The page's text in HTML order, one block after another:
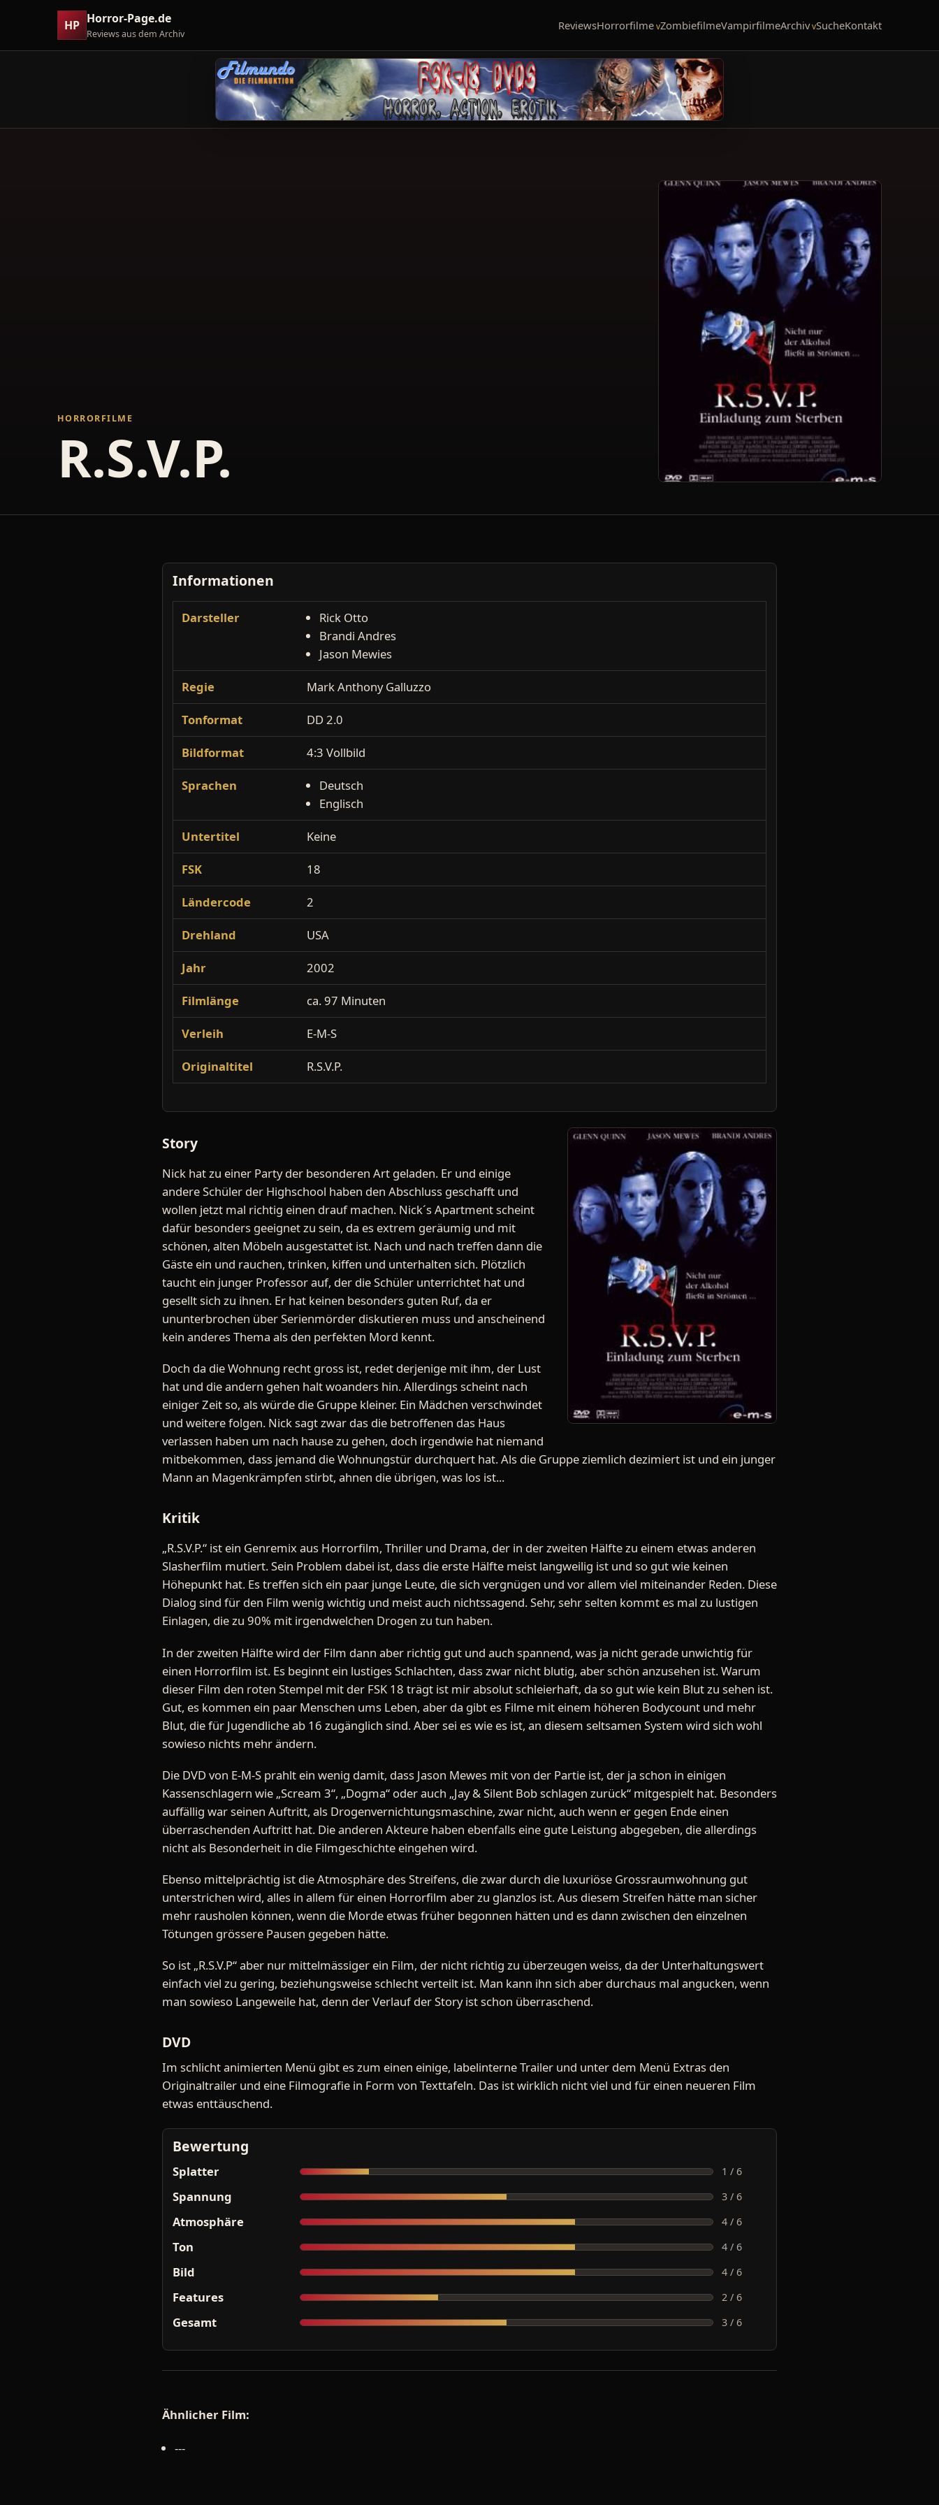
HP Horror-Page.de
Reviews aus dem Archiv
ReviewsHorrorfilme ZombiefilmeVampirfilmeArchiv SucheKontakt
HORRORFILME
R.S.V.P.
Informationen
Darsteller
Rick Otto
Brandi Andres
Jason Mewies
Regie Mark Anthony Galluzzo
Tonformat DD 2.0
Bildformat 4:3 Vollbild
Sprachen
Deutsch
Englisch
Untertitel Keine
FSK 18
Ländercode 2
Drehland USA
Jahr 2002
Filmlänge ca. 97 Minuten
Verleih E-M-S
Originaltitel R.S.V.P.
Story
Nick hat zu einer Party der besonderen Art geladen. Er und einige
andere Schüler der Highschool haben den Abschluss geschafft und
wollen jetzt mal richtig einen drauf machen. Nick´s Apartment scheint
dafür besonders geeignet zu sein, da es extrem geräumig und mit
schönen, alten Möbeln ausgestattet ist. Nach und nach treffen dann die
Gäste ein und rauchen, trinken, kiffen und unterhalten sich. Plötzlich
taucht ein junger Professor auf, der die Schüler unterrichtet hat und
gesellt sich zu ihnen. Er hat keinen besonders guten Ruf, da er
ununterbrochen über Serienmörder diskutieren muss und anscheinend
kein anderes Thema als den perfekten Mord kennt.
Doch da die Wohnung recht gross ist, redet derjenige mit ihm, der Lust
hat und die andern gehen halt woanders hin. Allerdings scheint nach
einiger Zeit so, als würde die Gruppe kleiner. Ein Mädchen verschwindet
und weitere folgen. Nick sagt zwar das die betroffenen das Haus
verlassen haben um nach hause zu gehen, doch irgendwie hat niemand
mitbekommen, dass jemand die Wohnungstür durchquert hat. Als die Gruppe ziemlich dezimiert ist und ein junger
Mann an Magenkrämpfen stirbt, ahnen die übrigen, was los ist...
Kritik
„R.S.V.P.“ ist ein Genremix aus Horrorfilm, Thriller und Drama, der in der zweiten Hälfte zu einem etwas anderen
Slasherfilm mutiert. Sein Problem dabei ist, dass die erste Hälfte meist langweilig ist und so gut wie keinen
Höhepunkt hat. Es treffen sich ein paar junge Leute, die sich vergnügen und vor allem viel miteinander Reden. Diese
Dialog sind für den Film wenig wichtig und meist auch nichtssagend. Sehr, sehr selten kommt es mal zu lustigen
Einlagen, die zu 90% mit irgendwelchen Drogen zu tun haben.
In der zweiten Hälfte wird der Film dann aber richtig gut und auch spannend, was ja nicht gerade unwichtig für
einen Horrorfilm ist. Es beginnt ein lustiges Schlachten, dass zwar nicht blutig, aber schön anzusehen ist. Warum
dieser Film den roten Stempel mit der FSK 18 trägt ist mir absolut schleierhaft, da so gut wie kein Blut zu sehen ist.
Gut, es kommen ein paar Menschen ums Leben, aber da gibt es Filme mit einem höheren Bodycount und mehr
Blut, die für Jugendliche ab 16 zugänglich sind. Aber sei es wie es ist, an diesem seltsamen System wird sich wohl
sowieso nichts mehr ändern.
Die DVD von E-M-S prahlt ein wenig damit, dass Jason Mewes mit von der Partie ist, der ja schon in einigen
Kassenschlagern wie „Scream 3“, „Dogma“ oder auch „Jay & Silent Bob schlagen zurück“ mitgespielt hat. Besonders
auffällig war seinen Auftritt, als Drogenvernichtungsmaschine, zwar nicht, auch wenn er gegen Ende einen
überraschenden Auftritt hat. Die anderen Akteure haben ebenfalls eine gute Leistung abgegeben, die allerdings
nicht als Besonderheit in die Filmgeschichte eingehen wird.
Ebenso mittelprächtig ist die Atmosphäre des Streifens, die zwar durch die luxuriöse Grossraumwohnung gut
unterstrichen wird, alles in allem für einen Horrorfilm aber zu glanzlos ist. Aus diesem Streifen hätte man sicher
mehr rausholen können, wenn die Morde etwas früher begonnen hätten und es dann zwischen den einzelnen
Tötungen grössere Pausen gegeben hätte.
So ist „R.S.V.P“ aber nur mittelmässiger ein Film, der nicht richtig zu überzeugen weiss, da der Unterhaltungswert
einfach viel zu gering, beziehungsweise schlecht verteilt ist. Man kann ihn sich aber durchaus mal angucken, wenn
man sowieso Langeweile hat, denn der Verlauf der Story ist schon überraschend.
DVD
Im schlicht animierten Menü gibt es zum einen einige, labelinterne Trailer und unter dem Menü Extras den
Originaltrailer und eine Filmografie in Form von Texttafeln. Das ist wirklich nicht viel und für einen neueren Film
etwas enttäuschend.
Bewertung
Splatter 1 / 6
Spannung 3 / 6
Atmosphäre 4 / 6
Ton 4 / 6
Bild 4 / 6
Features 2 / 6
Gesamt 3 / 6
Ähnlicher Film:
---